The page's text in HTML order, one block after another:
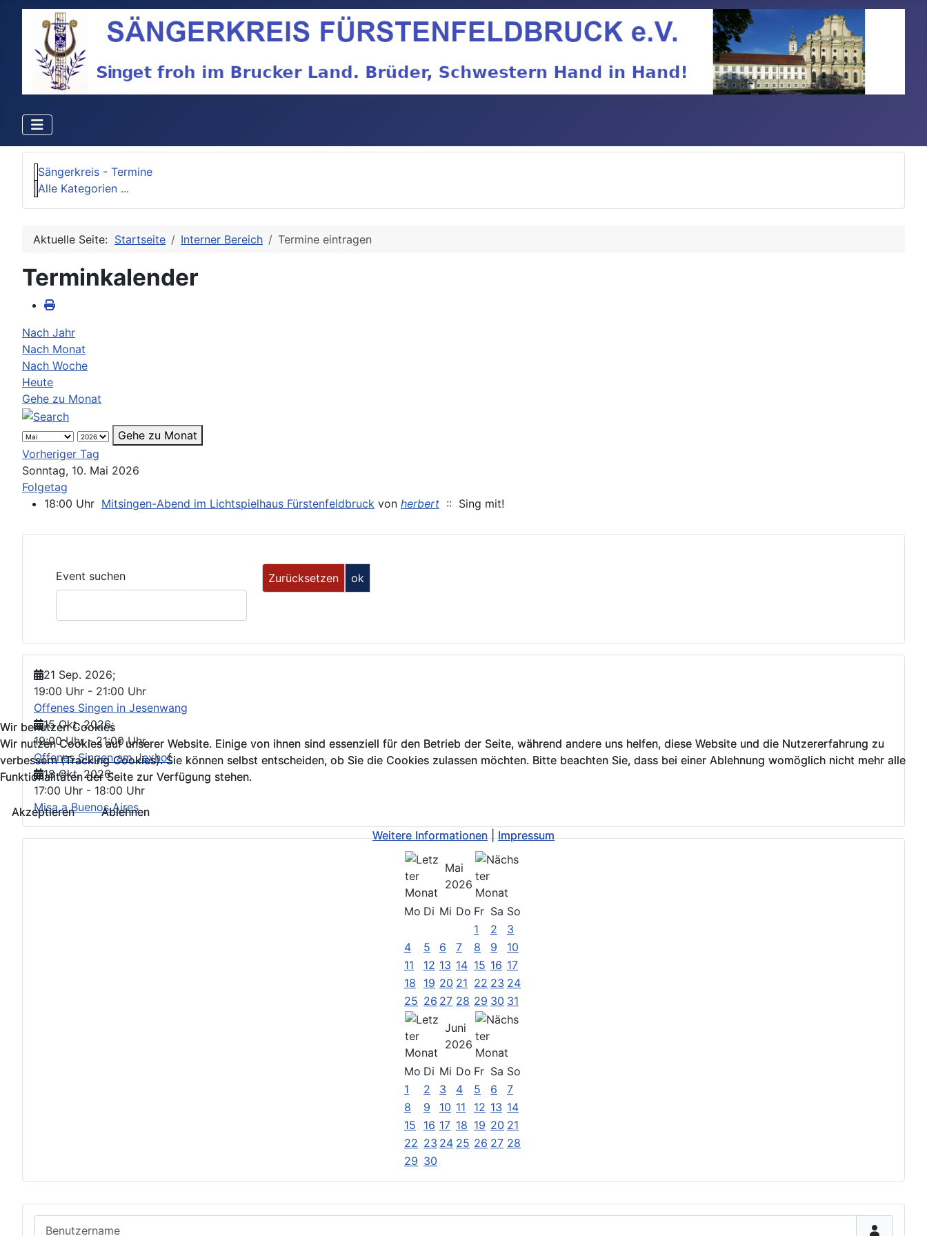
Sängerkreis - Termine
Alle Kategorien ...
Aktuelle Seite: Startseite Interner Bereich Termine eintragen
Terminkalender
Nach Jahr
Nach Monat
Nach Woche
Heute
Gehe zu Monat
Gehe zu Monat
Vorheriger Tag
Sonntag, 10. Mai 2026
Folgetag
18:00 Uhr Mitsingen-Abend im Lichtspielhaus Fürstenfeldbruck von herbert :: Sing mit!
Event suchen
Wir benutzen Cookies
Wir nutzen Cookies auf unserer Website. Einige von ihnen sind essenziell für den Betrieb der Seite, während andere uns helfen, diese Website und die Nutzererfahrung zu
verbessern (Tracking Cookies). Sie können selbst entscheiden, ob Sie die Cookies zulassen möchten. Bitte beachten Sie, dass bei einer Ablehnung womöglich nicht mehr alle
Funktionalitäten der Seite zur Verfügung stehen.
Akzeptieren
Ablehnen
Weitere Informationen|Impressum
21 Sep. 2026;
19:00 Uhr - 21:00 Uhr
Offenes Singen in Jesenwang
15 Okt. 2026;
19:00 Uhr-21:00 Uhr
Offenes Singen am Jexhof
18 Okt. 2026;
17:00 Uhr - 18:00 Uhr
Misa a Buenos Aires
Mai
2026
Mo Di Mi Do Fr Sa So
1
2
3
4
5 6 7 8 9
10
11
12 13 14 15 16 17
18
19 20 21 22 23 24
25 26 27 28 29 30 31
Juni
2026
Mo Di Mi Do Fr Sa So
1
2 3 4 5 6
7
8
9 10 11 12 13 14
15
16 17 18 19 20 21
22 23 24 25 26 27 28
29 30
Wir benutzen Cookies
Wir nutzen Cookies auf unserer Website. Einige von ihnen sind essenziell für den Betrieb der Seite, während andere uns helfen, diese Website und die Nutzererfahrung zu
verbessern (Tracking Cookies). Sie können selbst entscheiden, ob Sie die Cookies zulassen möchten. Bitte beachten Sie, dass bei einer Ablehnung womöglich nicht mehr alle
Funktionalitäten der Seite zur Verfügung stehen.
Akzeptieren
Ablehnen
Weitere Informationen|Impressum